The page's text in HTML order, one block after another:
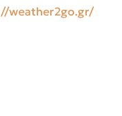
weather2go.gr/